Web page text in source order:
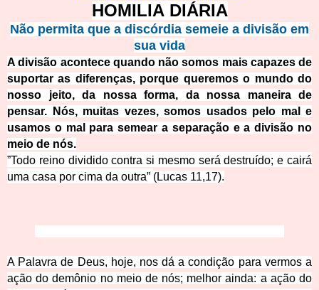
HOMILIA DIÁRIA
Não permita que a discórdia semeie a divisão em
sua vida
A divisão acontece quando não somos mais capazes de
suportar as diferenças, porque queremos o mundo do
nosso jeito, da nossa forma, da nossa maneira de
pensar. Nós, muitas vezes, somos usados pelo mal e
usamos o mal para semear a separação e a divisão no
meio de nós.
”Todo reino dividido contra si mesmo será destruído; e cairá
uma casa por cima da outra” (Lucas 11,17).
A Palavra de Deus, hoje, nos dá a condição para vermos a
ação do demônio no meio de nós; melhor ainda: a ação do